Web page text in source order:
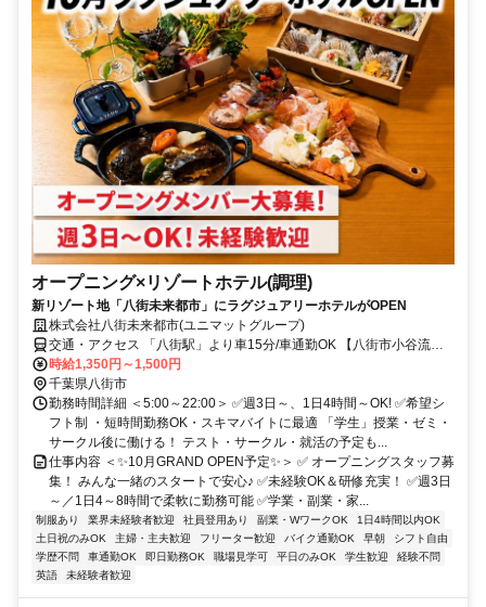
オープニング×リゾートホテル(調理)
新リゾート地「八街未来都市」にラグジュアリーホテルがOPEN
株式会社八街未来都市(ユニマットグループ)
交通・アクセス 「八街駅」より車15分/車通勤OK 【八街市小谷流地
区にOPEN！新時代のアクティブリゾートタウン】
時給1,350円～1,500円
千葉県八街市
勤務時間詳細 ＜5:00～22:00＞ ✅週3日～、1日4時間～OK! ✅希望シ
フト制 ・短時間勤務OK・スキマバイトに最適 「学生」授業・ゼミ・
サークル後に働ける！ テスト・サークル・就活の予定も...
仕事内容 ＜✨10月GRAND OPEN予定✨＞ ✅ オープニングスタッフ募
集！ みんな一緒のスタートで安心♪ ✅未経験OK＆研修充実！ ✅週3日
～／1日4～8時間で柔軟に勤務可能 ✅学業・副業・家...
制服あり 業界未経験者歓迎 社員登用あり 副業・WワークOK
1日4時間以内OK
土日祝のみOK
主婦・主夫歓迎 フリーター歓迎 バイク通勤OK 早朝
シフト自由
学歴不問
車通勤OK 即日勤務OK 職場見学可 平日のみOK 学生歓迎
経験不問
英語
未経験者歓迎